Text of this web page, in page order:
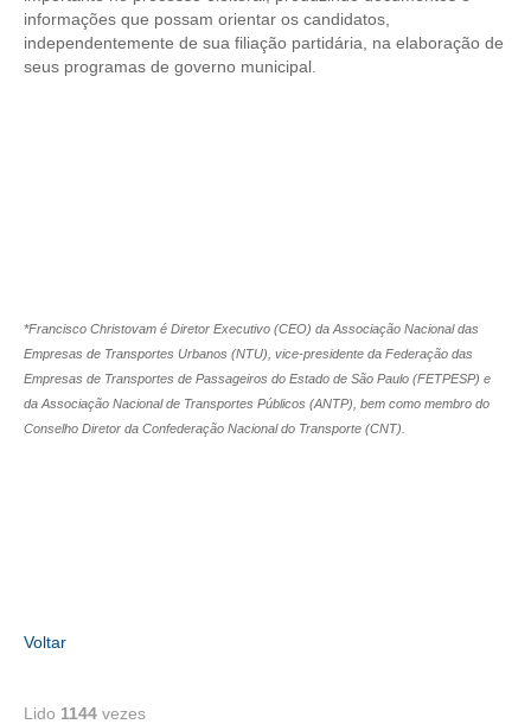
informações que possam orientar os candidatos,
independentemente de sua filiação partidária, na elaboração de
seus programas de governo municipal.
*Francisco Christovam é Diretor Executivo (CEO) da Associação Nacional das
Empresas de Transportes Urbanos (NTU), vice-presidente da Federação das
Empresas de Transportes de Passageiros do Estado de São Paulo (FETPESP) e
da Associação Nacional de Transportes Públicos (ANTP), bem como membro do
Conselho Diretor da Confederação Nacional do Transporte (CNT).
Voltar
Lido 1144 vezes